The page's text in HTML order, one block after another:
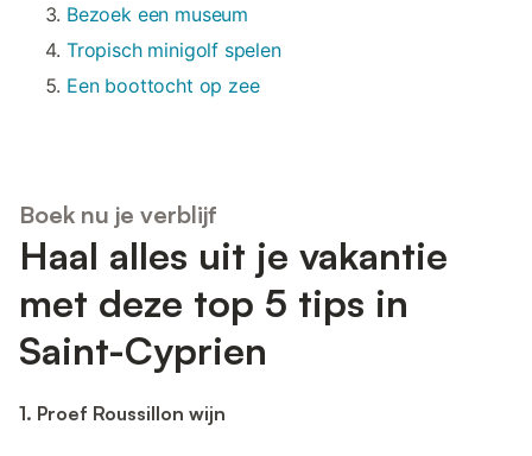
Bezoek een museum
Tropisch minigolf spelen
Een boottocht op zee
Boek nu je verblijf
Haal alles uit je vakantie
met deze top 5 tips in
Saint-Cyprien
1. Proef Roussillon wijn